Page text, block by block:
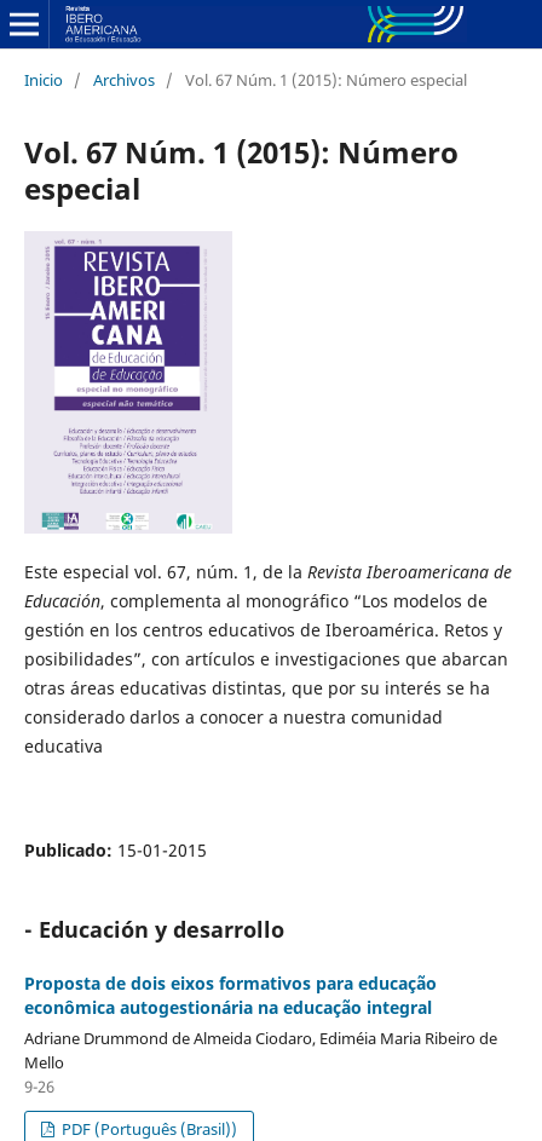
Inicio / Archivos / Vol. 67 Núm. 1 (2015): Número especial
Vol. 67 Núm. 1 (2015): Número
especial
Este especial vol. 67, núm. 1, de la Revista Iberoamericana de
Educación, complementa al monográfico “Los modelos de
gestión en los centros educativos de Iberoamérica. Retos y
posibilidades”, con artículos e investigaciones que abarcan
otras áreas educativas distintas, que por su interés se ha
considerado darlos a conocer a nuestra comunidad
educativa
Publicado: 15-01-2015
- Educación y desarrollo
Proposta de dois eixos formativos para educação
econômica autogestionária na educação integral
Adriane Drummond de Almeida Ciodaro, Ediméia Maria Ribeiro de
Mello
9-26
PDF (Português (Brasil))